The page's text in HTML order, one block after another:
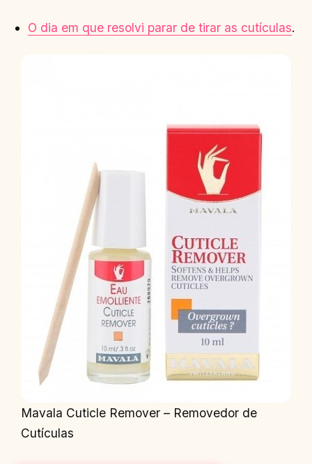
O dia em que resolvi parar de tirar as cutículas.
Mavala Cuticle Remover – Removedor de
Cutículas